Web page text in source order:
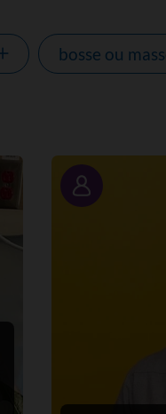
bosse ou
Portrait